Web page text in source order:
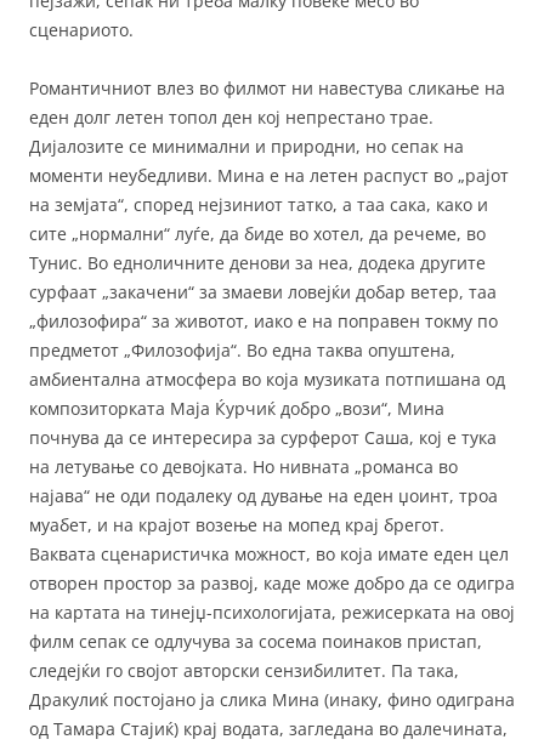
сценариото.
Романтичниот влез во филмот ни навестува сликање на
еден долг летен топол ден кој непрестано трае.
Дијалозите се минимални и природни, но сепак на
моменти неубедливи. Мина е на летен распуст во „рајот
на земјата“, според нејзиниот татко, а таа сака, како и
сите „нормални“ луѓе, да биде во хотел, да речеме, во
Тунис. Во едноличните денови за неа, додека другите
сурфаат „закачени“ за змаеви ловејќи добар ветер, таа
„филозофира“ за животот, иако е на поправен токму по
предметот „Филозофија“. Во една таква опуштена,
амбиентална атмосфера во која музиката потпишана од
композиторката Маја Ќурчиќ добро „вози“, Мина
почнува да се интересира за сурферот Саша, кој е тука
на летување со девојката. Но нивната „романса во
најава“ не оди подалеку од дување на еден џоинт, троа
муабет, и на крајот возење на мопед крај брегот.
Ваквата сценаристичка можност, во која имате еден цел
отворен простор за развој, каде може добро да се одигра
на картата на тинејџ-психологијата, режисерката на овој
филм сепак се одлучува за сосема поинаков пристап,
следејќи го својот авторски сензибилитет. Па така,
Дракулиќ постојано ја слика Мина (инаку, фино одиграна
од Тамара Стајиќ) крај водата, загледана во далечината,